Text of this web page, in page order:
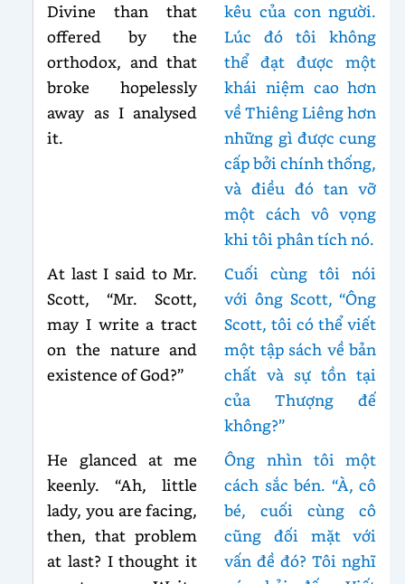
Divine than that
offered by the
orthodox, and that
broke hopelessly
away as I analysed
it.
kêu của con người.
Lúc đó tôi không
thể đạt được một
khái niệm cao hơn
về Thiêng Liêng hơn
những gì được cung
cấp bởi chính thống,
và điều đó tan vỡ
một cách vô vọng
khi tôi phân tích nó.
At last I said to Mr.
Scott, “Mr. Scott,
may I write a tract
on the nature and
existence of God?”
Cuối cùng tôi nói
với ông Scott, “Ông
Scott, tôi có thể viết
một tập sách về bản
chất và sự tồn tại
của Thượng đế
không?”
He glanced at me
keenly. “Ah, little
lady, you are facing,
then, that problem
at last? I thought it
Ông nhìn tôi một
cách sắc bén. “À, cô
bé, cuối cùng cô
cũng đối mặt với
vấn đề đó? Tôi nghĩ